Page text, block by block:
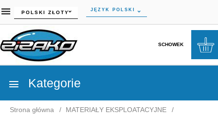
currency_h
POLSKI ZŁOTY JĘZYK POLSKI
SCHOWEK
Kategorie
Strona główna MATERIAŁY EKSPLOATACYJNE